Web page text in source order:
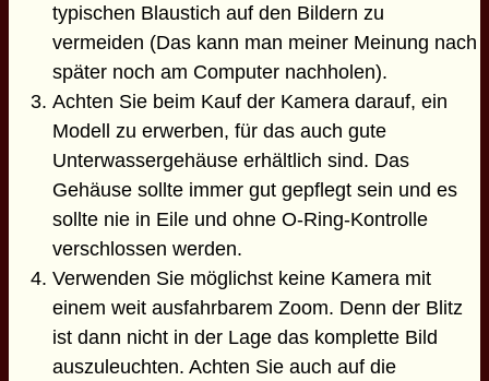
typischen Blaustich auf den Bildern zu
vermeiden (Das kann man meiner Meinung nach
später noch am Computer nachholen).
Achten Sie beim Kauf der Kamera darauf, ein
Modell zu erwerben, für das auch gute
Unterwassergehäuse erhältlich sind. Das
Gehäuse sollte immer gut gepflegt sein und es
sollte nie in Eile und ohne O-Ring-Kontrolle
verschlossen werden.
Verwenden Sie möglichst keine Kamera mit
einem weit ausfahrbarem Zoom. Denn der Blitz
ist dann nicht in der Lage das komplette Bild
auszuleuchten. Achten Sie auch auf die